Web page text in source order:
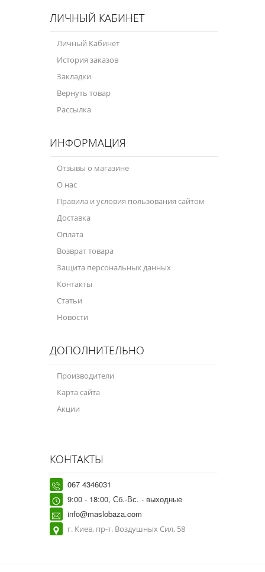
ЛИЧНЫЙ КАБИНЕТ
Личный Кабинет
История заказов
Закладки
Вернуть товар
Рассылка
ИНФОРМАЦИЯ
Отзывы о магазине
О нас
Правила и условия пользования сайтом
Доставка
Оплата
Возврат товара
Защита персональных данных
Контакты
Статьи
Новости
ДОПОЛНИТЕЛЬНО
Производители
Карта сайта
Акции
КОНТАКТЫ
067 4346031
9:00 - 18:00, Сб.-Вс. - выходные
info@maslobaza.com
г. Киев, пр-т. Воздушных Сил, 58